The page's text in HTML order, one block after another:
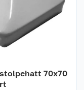
70x70